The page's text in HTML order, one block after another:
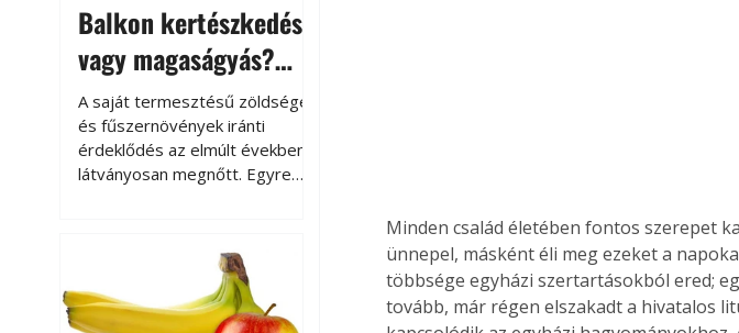
Balkon kertészkedés
vagy magaságyás?
Helytakarékos
kertészkedés
A saját termesztésű zöldségek
és fűszernövények iránti
érdeklődés az elmúlt években
látványosan megnőtt. Egyre
kertészkedés sokak számára
kikapcsolódást és feltöltődést
is jelent.
Minden család életében fontos szerepet
ünnepel, másként éli meg ezeket a
többsége egyházi szertartásokból ered;
tovább, már régen elszakadt a hivatalos